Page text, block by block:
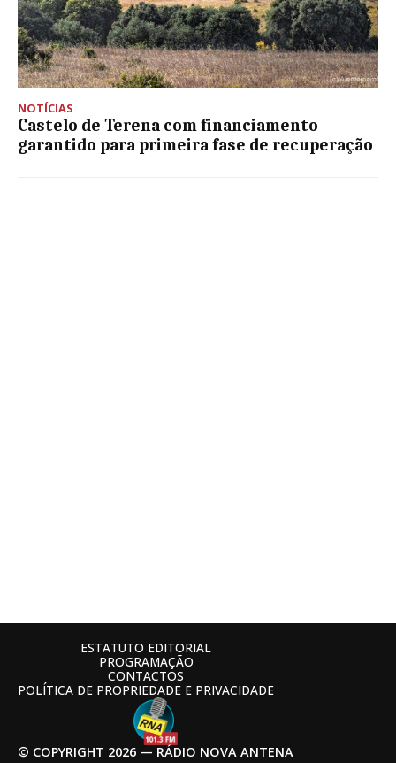
NOTÍCIAS
Castelo de Terena com financiamento
garantido para primeira fase de recuperação
© COPYRIGHT 2026 — RÁDIO NOVA ANTENA
ESTATUTO EDITORIAL
PROGRAMAÇÃO
CONTACTOS
POLÍTICA DE PROPRIEDADE E PRIVACIDADE